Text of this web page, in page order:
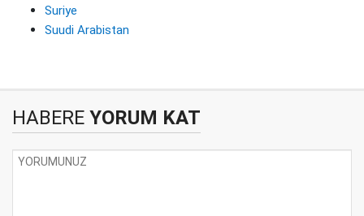
Suriye
Suudi Arabistan
HABERE YORUM KAT